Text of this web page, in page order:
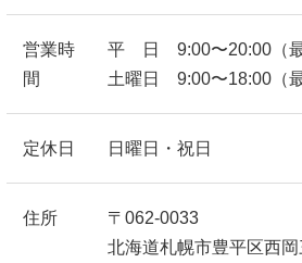
営業時
間
平 日 9:00〜20:00（最
土曜日 9:00〜18:00（最
定休日 日曜日・祝日
住所
〒062-0033
北海道札幌市豊平区西